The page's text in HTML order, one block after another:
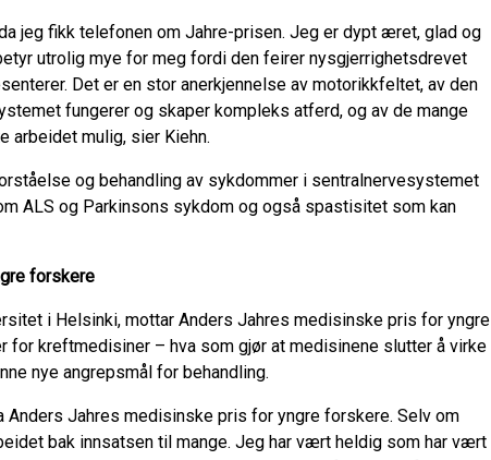
jeg fikk telefonen om Jahre-prisen. Jeg er dypt æret, glad og
utrolig mye for meg fordi den feirer nysgjerrighetsdrevet
Det er en stor anerkjennelse av motorikkfeltet, av den
fungerer og skaper kompleks atferd, og av de mange
arbeidet mulig, sier Kiehn.
og behandling av sykdommer i sentralnervesystemet
ALS og Parkinsons sykdom og også spastisitet som kan
forskere
i Helsinki, mottar Anders Jahres medisinske pris for yngre
for kreftmedisiner – hva som gjør at medisinene slutter å virke
nye angrepsmål for behandling.
Jahres medisinske pris for yngre forskere. Selv om
bak innsatsen til mange. Jeg har vært heldig som har vært